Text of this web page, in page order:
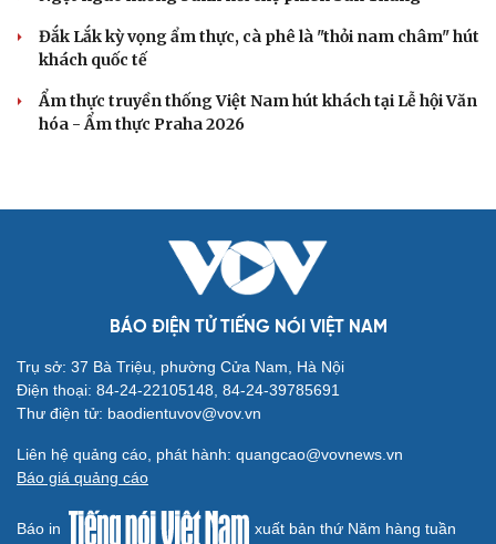
Đắk Lắk kỳ vọng ẩm thực, cà phê là "thỏi nam châm" hút
khách quốc tế
Ẩm thực truyền thống Việt Nam hút khách tại Lễ hội Văn
hóa - Ẩm thực Praha 2026
BÁO ĐIỆN TỬ TIẾNG NÓI VIỆT NAM
Trụ sở: 37 Bà Triệu, phường Cửa Nam, Hà Nội
Điện thoại: 84-24-22105148, 84-24-39785691
Thư điện tử: baodientuvov@vov.vn
Liên hệ quảng cáo, phát hành: quangcao@vovnews.vn
Báo giá quảng cáo
Báo in xuất bản thứ Năm hàng tuần